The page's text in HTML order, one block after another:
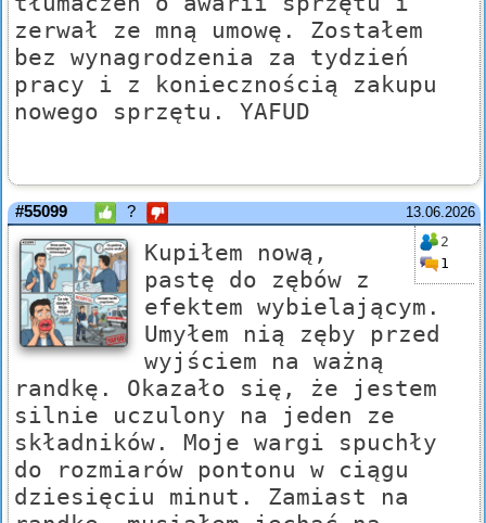
zerwał ze mną umowę. Zostałem
bez wynagrodzenia za tydzień
pracy i z koniecznością zakupu
nowego sprzętu. YAFUD
13.06.2026
#55099 ?
2
1
Kupiłem nową,
pastę do zębów z
efektem wybielającym.
Umyłem nią zęby przed
wyjściem na ważną
randkę. Okazało się, że jestem
silnie uczulony na jeden ze
składników. Moje wargi spuchły
do rozmiarów pontonu w ciągu
dziesięciu minut. Zamiast na